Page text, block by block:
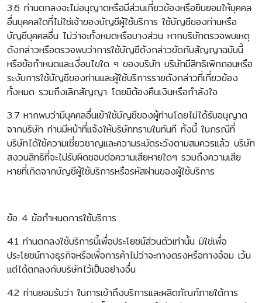
3.6 ท่านตกลงจะไม่อนุญาตหรือมีส่วนเกี่ยวข้องหรือยินยอมให้บุคคล
อื่นบุคคลใดที่ไม่ใช่เจ้าของบัญชีผู้ใช้บริการ ใช้บัญชีของท่านหรือ
บัญชีบุคคลอื่น ไม่ว่าจะทั้งหมดหรือบางส่วน หากบริษัทตรวจพบเหตุ
ดังกล่าวหรือตรวจพบว่าการใช้บัญชีดังกล่าวขัดกับสัญญาฉบับนี้
หรือข้อกำหนดและเงื่อนไขใด ๆ ของบริษัท บริษัทมีสิทธิเพิกถอนหรือ
ระงับการใช้บัญชีของท่านและผู้ใช้บริการรายดังกล่าวที่เกี่ยวข้อง
ทั้งหมด รวมถึงเลิกสัญญา โดยมิต้องคืนเงินหรือกำลังใจ
3.7 หากพบว่ามีบุคคลอื่นเข้าใช้บัญชีของผู้ท่านโดยไม่ได้รับอนุญาต
จากบริษัท ท่านมีหน้าที่แจ้งให้บริษัททราบในทันที ทั้งนี้ ในกรณีที่
บริษัทได้ใช้ความเชี่ยวชาญและความระมัดระวังตามสมควรแล้ว บริษัท
สงวนสิทธิที่จะไม่รับผิดชอบต่อความเสียหายใดๆ รวมถึงความเสีย
หายที่เกิดจากบัญชีผู้ใช้บริการหรือรหัสผ่านของผู้ใช้บริการ
ข้อ 4 ข้อกำหนดการใช้บริการ
4.1 ท่านตกลงใช้บริการนี้เพื่อประโยชน์ส่วนตัวเท่านั้น มิใช่เพื่อ
ประโยชน์ทางธุรกิจหรือเพื่อการค้าไม่ว่าจะทางตรงหรือทางอ้อม เว้น
แต่ได้ตกลงกับบริษัทไว้เป็นอย่างอื่น
4.2 ท่านยอมรับว่า ในการเข้าถึงบริการและผลิตภัณฑ์ภายใต้การ